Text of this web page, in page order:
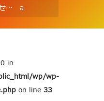
お知らせ a
in
wp/wp-
on line 33